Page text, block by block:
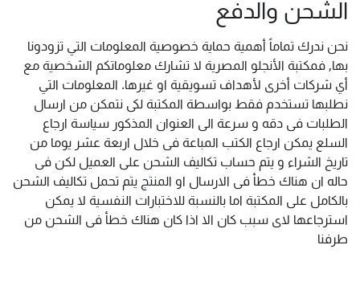
الشحن والدفع
نحن ندرك تماماً أهمية حماية خصوصية المعلومات التي تزودونا
بها, فمكتبة الأنجلو المصرية لا تشارك معلوماتكم الشخصية مع
أي شركات أخرى لأهداف تسويقية او غيرها. المعلومات التي
نطلبها تستخدم فقط بواسطة المكتبة لكى نتمكن من ارسال
الطلبات فى دقه و سرعة الى العنوان المذكور سياسة ارجاع
السلع يمكن ارجاع الكتب المباعة فى خلال اربعة عشر يوما من
تاريخ الشراء و يتم حساب تكاليف الشحن على العميل لكن فى
حاله ان هناك خطأ فى الارسال او المنتج يتم تحمل تكاليف الشحن
بالكامل على المكتبة اما بالنسبة للاختبارات النفسية لا يمكن
استرجاعها لاى سبب كان الا اذا كان هناك خطأ فى الشحن من
طرفنا